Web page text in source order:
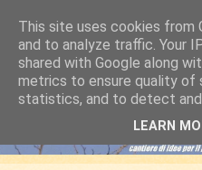
This site uses cookies from
and to analyze traffic. Your
shared with Google along
metrics to ensure quality of
statistics, and to detect and
LEARN